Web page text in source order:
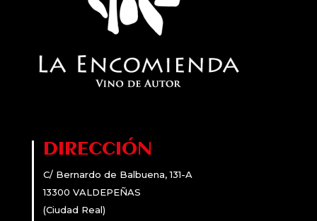
DIRECCIÓN
C/ Bernardo de Balbuena, 131-A
13300 VALDEPEÑAS
(Ciudad Real)